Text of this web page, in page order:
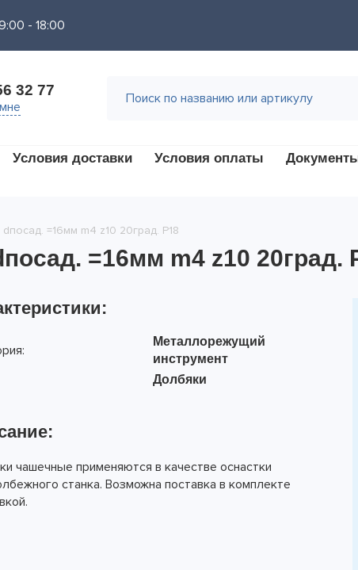
- 18:00
32 77
Условия доставки Условия оплаты
=16мм m4 z10 20град. Р18
=16мм m4 z10 20град.
Металлорежущий
инструмент
Долбяки
чашечные применяются в качестве оснастки
станка. Возможна поставка в комплекте